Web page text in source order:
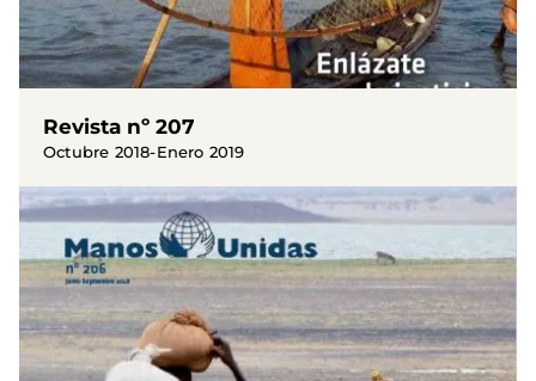
Revista nº 207
Octubre 2018-Enero 2019